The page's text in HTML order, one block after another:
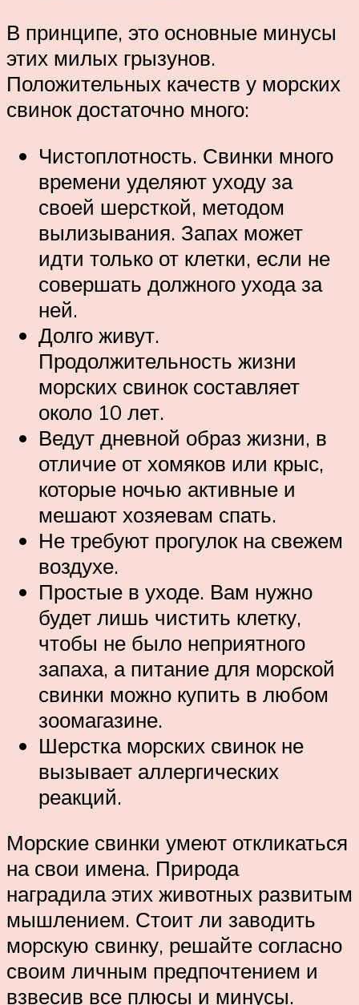
В принципе, это основные минусы
этих милых грызунов.
Положительных качеств у морских
свинок достаточно много:
Чистоплотность. Свинки много
времени уделяют уходу за
своей шерсткой, методом
вылизывания. Запах может
идти только от клетки, если не
совершать должного ухода за
ней.
Долго живут.
Продолжительность жизни
морских свинок составляет
около 10 лет.
Ведут дневной образ жизни, в
отличие от хомяков или крыс,
которые ночью активные и
мешают хозяевам спать.
Не требуют прогулок на свежем
воздухе.
Простые в уходе. Вам нужно
будет лишь чистить клетку,
чтобы не было неприятного
запаха, а питание для морской
свинки можно купить в любом
зоомагазине.
Шерстка морских свинок не
вызывает аллергических
реакций.
Морские свинки умеют откликаться
на свои имена. Природа
наградила этих животных развитым
мышлением. Стоит ли заводить
морскую свинку, решайте согласно
своим личным предпочтением и
взвесив все плюсы и минусы.